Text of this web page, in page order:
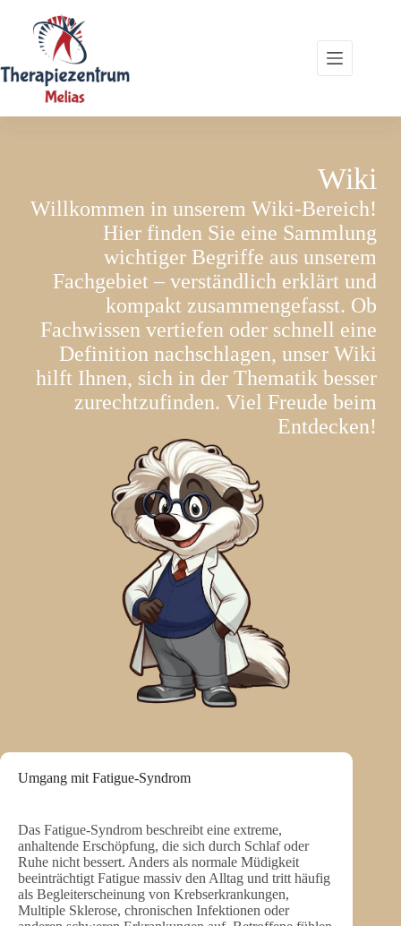
springen
Wiki
Willkommen in unserem Wiki-Bereich!
Hier finden Sie eine Sammlung
wichtiger Begriffe aus unserem
Fachgebiet – verständlich erklärt und
kompakt zusammengefasst. Ob
Fachwissen vertiefen oder schnell eine
Definition nachschlagen, unser Wiki
hilft Ihnen, sich in der Thematik besser
zurechtzufinden. Viel Freude beim
Entdecken!
Umgang mit Fatigue-Syndrom
Das Fatigue-Syndrom beschreibt eine extreme,
anhaltende Erschöpfung, die sich durch Schlaf oder
Ruhe nicht bessert. Anders als normale Müdigkeit
beeinträchtigt Fatigue massiv den Alltag und tritt häufig
als Begleiterscheinung von Krebserkrankungen,
Multiple Sklerose, chronischen Infektionen oder